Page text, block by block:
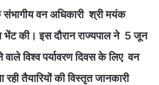
संभागीय वन अधिकारी श्री मयंक
भेंट की। इस दौरान राज्यपाल ने 5 जून
विश्व पर्यावरण दिवस के लिए वन
रही तैयारियों की विस्तृत जानकारी